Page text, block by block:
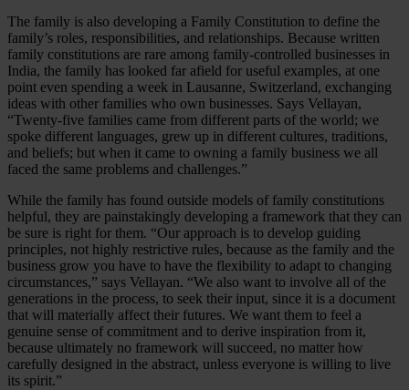
The family is also developing a Family Constitution to define the
family’s roles, responsibilities, and relationships. Because written
family constitutions are rare among family-controlled businesses in
India, the family has looked far afield for useful examples, at one
point even spending a week in Lausanne, Switzerland, exchanging
ideas with other families who own businesses. Says Vellayan,
“Twenty-five families came from different parts of the world; we
spoke different languages, grew up in different cultures, traditions,
and beliefs; but when it came to owning a family business we all
faced the same problems and challenges.”
While the family has found outside models of family constitutions
helpful, they are painstakingly developing a framework that they can
be sure is right for them. “Our approach is to develop guiding
principles, not highly restrictive rules, because as the family and the
business grow you have to have the flexibility to adapt to changing
circumstances,” says Vellayan. “We also want to involve all of the
generations in the process, to seek their input, since it is a document
that will materially affect their futures. We want them to feel a
genuine sense of commitment and to derive inspiration from it,
because ultimately no framework will succeed, no matter how
carefully designed in the abstract, unless everyone is willing to live
its spirit.”